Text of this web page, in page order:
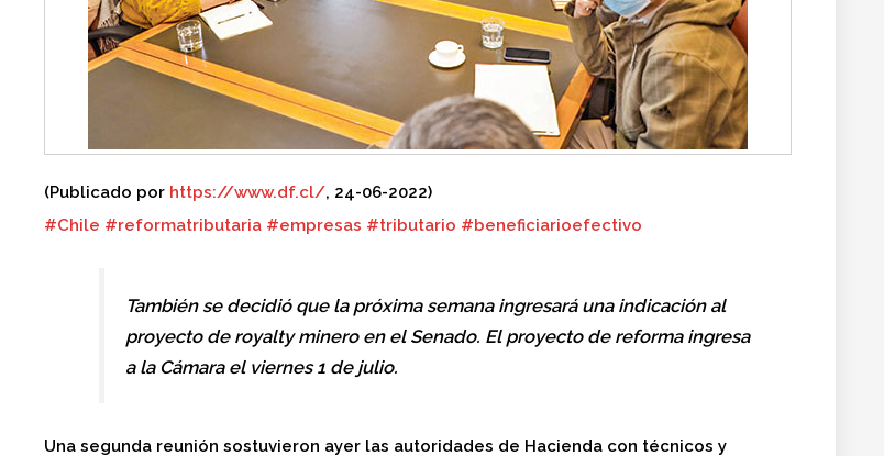
(Publicado por https://www.df.cl/, 24-06-2022)
#Chile #reformatributaria #empresas #tributario #beneficiarioefectivo
También se decidió que la próxima semana ingresará una indicación al
proyecto de royalty minero en el Senado. El proyecto de reforma ingresa
a la Cámara el viernes 1 de julio.
Una segunda reunión sostuvieron ayer las autoridades de Hacienda con técnicos y